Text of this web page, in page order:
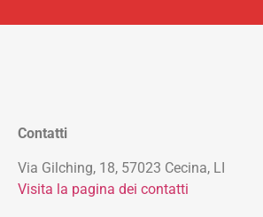
Contatti
Via Gilching, 18, 57023 Cecina, LI
Visita la pagina dei contatti